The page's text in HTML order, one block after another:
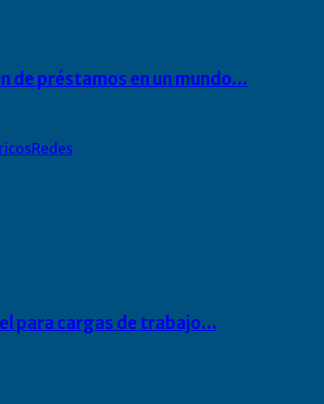
de préstamos en un mundo…
Redes
para cargas de trabajo…